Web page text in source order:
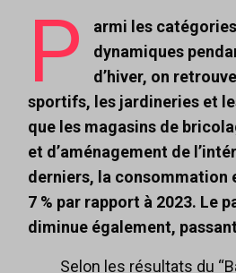
P
armi les
dynamiques
d’hiver, on
sportifs, les jardineries et
que les magasins de
et d’aménagement de
derniers, la consommation
7 % par rapport à 2023. Le
diminue également,
Selon les résultats du